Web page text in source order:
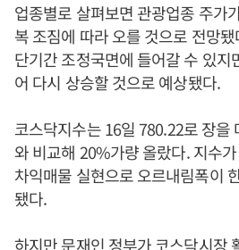
업종별로 살펴보면 관광업종 주가
복 조짐에 따라 오를 것으로 전망
단기간 조정국면에 들어갈 수 있지
어 다시 상승할 것으로 예상됐다.
코스닥지수는 16일 780.22로 장을
와 비교해 20%가량 올랐다. 지수
차익매물 실현으로 오르내림폭이
됐다.
하지만 문재인 정부가 코스닥시장